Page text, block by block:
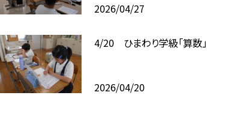
2026/04/27
4/20 ひまわり学級「算数」
2026/04/20